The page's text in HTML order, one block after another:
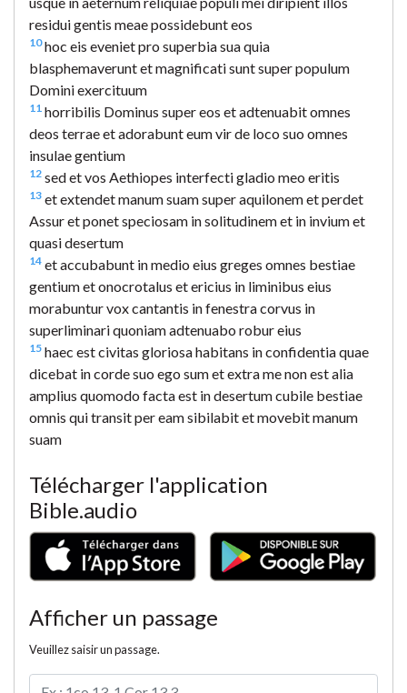
residui gentis meae possidebunt eos
10hoc eis eveniet pro superbia sua quia
blasphemaverunt et magnificati sunt super populum
Domini exercituum
11 horribilis Dominus super eos et adtenuabit omnes
deos terrae et adorabunt eum vir de loco suo omnes
insulae gentium
12 sed et vos Aethiopes interfecti gladio meo eritis
13 et extendet manum suam super aquilonem et perdet
Assur et ponet speciosam in solitudinem et in invium et
quasi desertum
14 et accubabunt in medio eius greges omnes bestiae
gentium et onocrotalus et ericius in liminibus eius
morabuntur vox cantantis in fenestra corvus in
superliminari quoniam adtenuabo robur eius
15 haec est civitas gloriosa habitans in confidentia quae
dicebat in corde suo ego sum et extra me non est alia
amplius quomodo facta est in desertum cubile bestiae
omnis qui transit per eam sibilabit et movebit manum
suam
Télécharger l'application
Bible.audio
Afficher un passage
Veuillez saisir un passage.